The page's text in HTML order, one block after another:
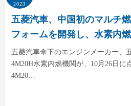
2023
五菱汽車、中国初のマルチ
フォームを開発し、水素内
五菱汽車傘下のエンジンメーカー、
4M20H水素内燃機関が、10月26日に
4M20…